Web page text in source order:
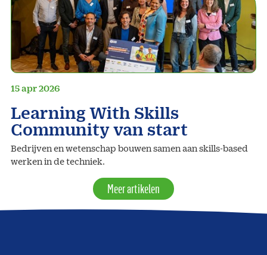
15 apr 2026
Learning With Skills
Community van start
Bedrijven en wetenschap bouwen samen aan skills-based
werken in de techniek.
Meer artikelen